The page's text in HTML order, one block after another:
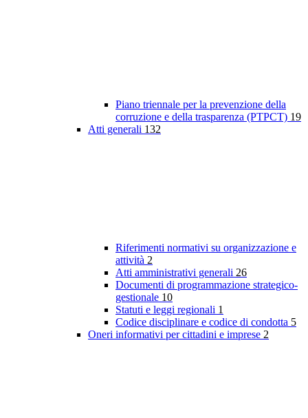
Piano triennale per la prevenzione della
corruzione e della trasparenza (PTPCT) 19
Atti generali 132
Riferimenti normativi su organizzazione e
attività 2
Atti amministrativi generali 26
Documenti di programmazione strategico-
gestionale 10
Statuti e leggi regionali 1
Codice disciplinare e codice di condotta 5
Oneri informativi per cittadini e imprese 2